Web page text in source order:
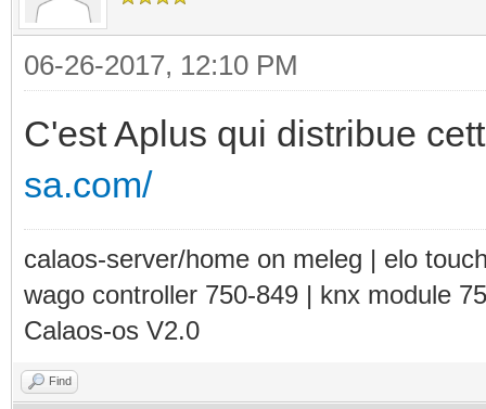
06-26-2017, 12:10 PM
C'est Aplus qui distribue
sa.com/
calaos-server/home on meleg | elo
wago controller 750-849 | knx module
Calaos-os V2.0
Find